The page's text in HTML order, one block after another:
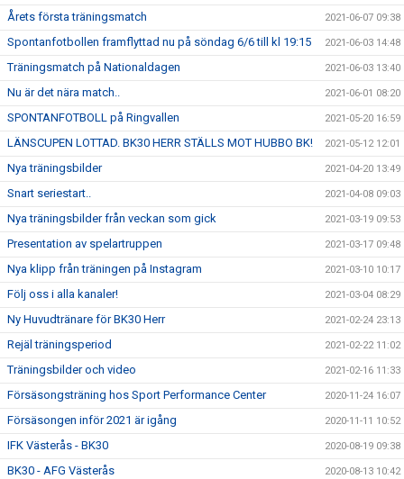
Årets första träningsmatch 2021-06-07 09:38
Spontanfotbollen framflyttad nu på söndag 6/6 till kl 19:15 2021-06-03 14:48
Träningsmatch på Nationaldagen 2021-06-03 13:40
Nu är det nära match.. 2021-06-01 08:20
SPONTANFOTBOLL på Ringvallen 2021-05-20 16:59
LÄNSCUPEN LOTTAD. BK30 HERR STÄLLS MOT HUBBO BK! 2021-05-12 12:01
Nya träningsbilder 2021-04-20 13:49
Snart seriestart.. 2021-04-08 09:03
Nya träningsbilder från veckan som gick 2021-03-19 09:53
Presentation av spelartruppen 2021-03-17 09:48
Nya klipp från träningen på Instagram 2021-03-10 10:17
Följ oss i alla kanaler! 2021-03-04 08:29
Ny Huvudtränare för BK30 Herr 2021-02-24 23:13
Rejäl träningsperiod 2021-02-22 11:02
Träningsbilder och video 2021-02-16 11:33
Försäsongsträning hos Sport Performance Center 2020-11-24 16:07
Försäsongen inför 2021 är igång 2020-11-11 10:52
IFK Västerås - BK30 2020-08-19 09:38
BK30 - AFG Västerås 2020-08-13 10:42